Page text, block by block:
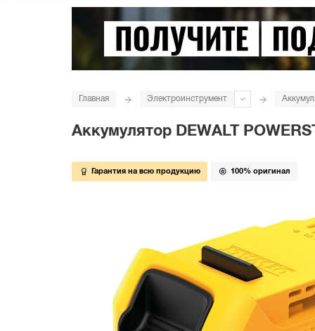
Главная Электроинструмент
Аккумулятор DEWALT
Гарантия на всю продукцию 100% оригинал